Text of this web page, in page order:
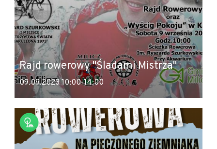
Rajd rowerowy "Śladami Mistrza"
09.09.2023 10:00-14:00